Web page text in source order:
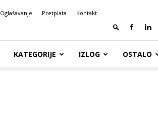
Oglašavanje Pretplata Kontakt
KATEGORIJE IZLOG OSTALO